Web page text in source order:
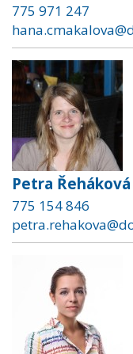
775 971 247
Petra Řeháková
775 154 846